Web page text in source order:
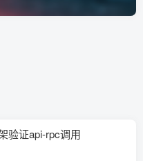
验证api-rpc调用